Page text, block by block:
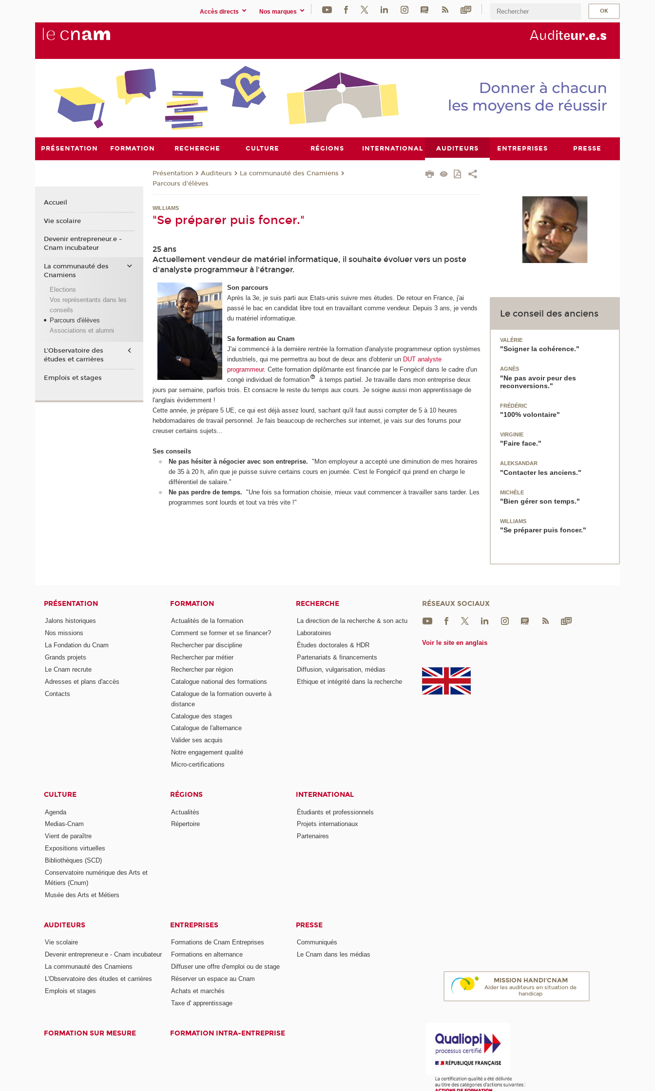
Accès directs Nos marques
Auditeur.e.s
PRÉSENTATION FORMATION RECHERCHE CULTURE RÉGIONS INTERNATIONAL AUDITEURS ENTREPRISES PRESSE
Présentation Auditeurs
La communauté des Cnamiens
Parcours d'élèves
WILLIAMS
"Se préparer puis foncer."
25 ans
Actuellement vendeur de matériel informatique, il souhaite évoluer vers un poste
d'analyste programmeur à l'étranger.
Son parcours
Après la 3e, je suis parti aux Etats-unis suivre mes études. De retour en France, j'ai
passé le bac en candidat libre tout en travaillant comme vendeur. Depuis 3 ans, je vends
du matériel informatique.
Sa formation au Cnam
J'ai commencé à la dernière rentrée la formation d'analyste programmeur option systèmes
industriels, qui me permettra au bout de deux ans d'obtenir un DUT analyste
programmeur. Cette formation diplômante est financée par le Fongécif dans le cadre d'un
congé individuel de formation
à temps partiel. Je travaille dans mon entreprise deux
jours par semaine, parfois trois. Et consacre le reste du temps aux cours. Je soigne aussi mon apprentissage de
l'anglais évidemment !
Cette année, je prépare 5 UE, ce qui est déjà assez lourd, sachant qu'il faut aussi compter de 5 à 10 heures
hebdomadaires de travail personnel. Je fais beaucoup de recherches sur internet, je vais sur des forums pour
creuser certains sujets...
Ses conseils
Ne pas hésiter à négocier avec son entreprise. "Mon employeur a accepté une diminution de mes horaires
de 35 à 20 h, afin que je puisse suivre certains cours en journée. C'est le Fongécif qui prend en charge le
différentiel de salaire."
Ne pas perdre de temps. "Une fois sa formation choisie, mieux vaut commencer à travailler sans tarder. Les
programmes sont lourds et tout va très vite !"
Le conseil des anciens
VALÉRIE
"Soigner la cohérence."
AGNÈS
"Ne pas avoir peur des
reconversions."
FRÉDÉRIC
"100% volontaire"
VIRGINIE
"Faire face."
ALEKSANDAR
"Contacter les anciens."
MICHÈLE
"Bien gérer son temps."
WILLIAMS
"Se préparer puis foncer."
Accueil
Vie scolaire
Devenir entrepreneur.e -
Cnam incubateur
La communauté des
Cnamiens
Elections
Vos représentants dans les
conseils
Parcours d'élèves
Associations et alumni
L'Observatoire des
études et carrières
Emplois et stages
PRÉSENTATION
Jalons historiques
Nos missions
La Fondation du Cnam
Grands projets
Le Cnam recrute
Adresses et plans d'accès
Contacts
FORMATION
Actualités de la formation
Comment se former et se financer?
Rechercher par discipline
Rechercher par métier
Rechercher par région
Catalogue national des formations
Catalogue de la formation ouverte à
distance
Catalogue des stages
Catalogue de l'alternance
Valider ses acquis
Notre engagement qualité
Micro-certifications
RECHERCHE
La direction de la recherche & son actu
Laboratoires
Études doctorales & HDR
Partenariats & financements
Diffusion, vulgarisation, médias
Ethique et intégrité dans la recherche
CULTURE
Agenda
Medias-Cnam
Vient de paraître
Expositions virtuelles
Bibliothèques (SCD)
Conservatoire numérique des Arts et
Métiers (Cnum)
Musée des Arts et Métiers
RÉGIONS
Actualités
Répertoire
INTERNATIONAL
Étudiants et professionnels
Projets internationaux
Partenaires
AUDITEURS
Vie scolaire
Devenir entrepreneur.e - Cnam incubateur
La communauté des Cnamiens
L'Observatoire des études et carrières
Emplois et stages
ENTREPRISES
Formations de Cnam Entreprises
Formations en alternance
Diffuser une offre d'emploi ou de stage
Réserver un espace au Cnam
Achats et marchés
Taxe d' apprentissage
PRESSE
Communiqués
Le Cnam dans les médias
FORMATION SUR MESURE FORMATION INTRA-ENTREPRISE
RÉSEAUX SOCIAUX
Voir le site en anglais
MISSION HANDI'CNAM
Aider les auditeurs en situation de
handicap